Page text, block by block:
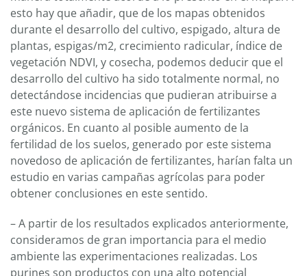
esto hay que añadir, que de los mapas obtenidos
durante el desarrollo del cultivo, espigado, altura de
plantas, espigas/m2, crecimiento radicular, índice de
vegetación NDVI, y cosecha, podemos deducir que el
desarrollo del cultivo ha sido totalmente normal, no
detectándose incidencias que pudieran atribuirse a
este nuevo sistema de aplicación de fertilizantes
orgánicos. En cuanto al posible aumento de la
fertilidad de los suelos, generado por este sistema
novedoso de aplicación de fertilizantes, harían falta un
estudio en varias campañas agrícolas para poder
obtener conclusiones en este sentido.
– A partir de los resultados explicados anteriormente,
consideramos de gran importancia para el medio
ambiente las experimentaciones realizadas. Los
purines son productos con una alto potencial